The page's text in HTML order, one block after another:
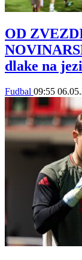
OD
dlake na
Fudbal 09:55